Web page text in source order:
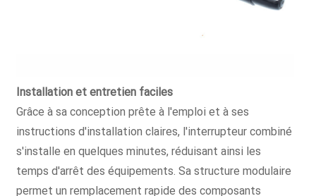
Installation et entretien faciles
Grâce à sa conception prête à l'emploi et à ses
instructions d'installation claires, l'interrupteur combiné
s'installe en quelques minutes, réduisant ainsi les
temps d'arrêt des équipements. Sa structure modulaire
permet un remplacement rapide des composants